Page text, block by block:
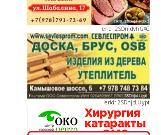
erid: 2SDnjcLUypt